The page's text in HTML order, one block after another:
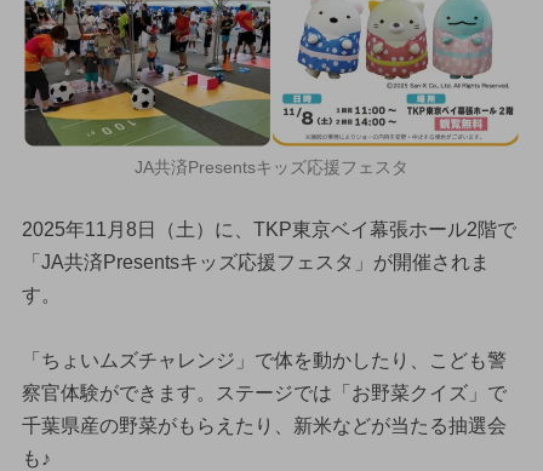
JA共済Presentsキッズ応援フェスタ
2025年11月8日（土）に、TKP東京ベイ幕張ホール2階で
「JA共済Presentsキッズ応援フェスタ」が開催されま
す。
「ちょいムズチャレンジ」で体を動かしたり、こども警
察官体験ができます。ステージでは「お野菜クイズ」で
千葉県産の野菜がもらえたり、新米などが当たる抽選会
も♪